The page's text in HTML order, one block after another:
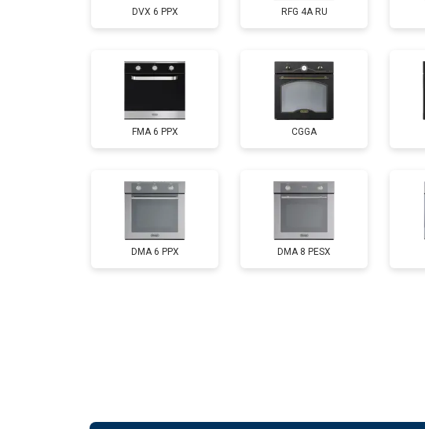
DVX 6 PPX RFG 4A RU
FMA 6 PPX CGGA
DMA 6 PPX DMA 8 PESX